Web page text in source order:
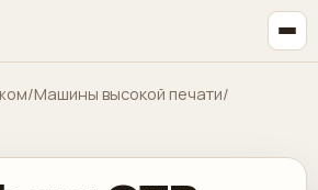
/Машины высокой печати/